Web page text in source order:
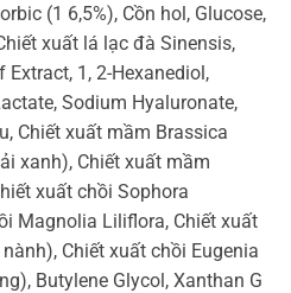
(1 6,5%), Cồn hol, Glucose,
xuất lá lạc đà Sinensis,
1, 2-Hexanediol,
Sodium Hyaluronate,
Chiết xuất mầm Brassica
xanh), Chiết xuất mầm
xuất chồi Sophora
Magnolia Liliflora, Chiết xuất
Chiết xuất chồi Eugenia
Butylene Glycol, Xanthan G